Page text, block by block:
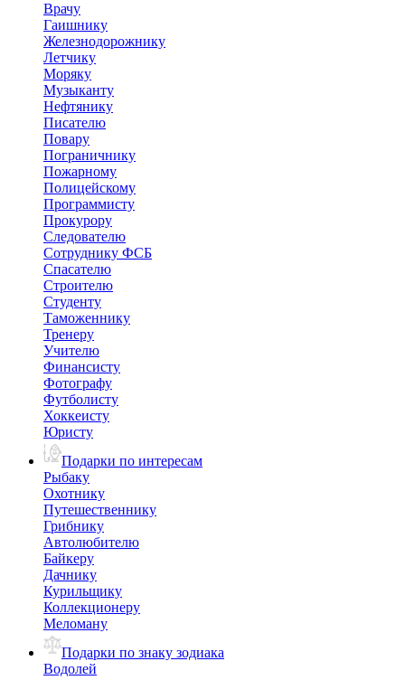
Врачу
Гаишнику
Железнодорожнику
Летчику
Моряку
Музыканту
Нефтянику
Писателю
Повару
Пограничнику
Пожарному
Полицейскому
Программисту
Прокурору
Следователю
Сотруднику ФСБ
Спасателю
Строителю
Студенту
Таможеннику
Тренеру
Учителю
Финансисту
Фотографу
Футболисту
Хоккеисту
Юристу
Подарки по интересам
Рыбаку
Охотнику
Путешественнику
Грибнику
Автолюбителю
Байкеру
Дачнику
Курильщику
Коллекционеру
Меломану
Подарки по знаку зодиака
Водолей